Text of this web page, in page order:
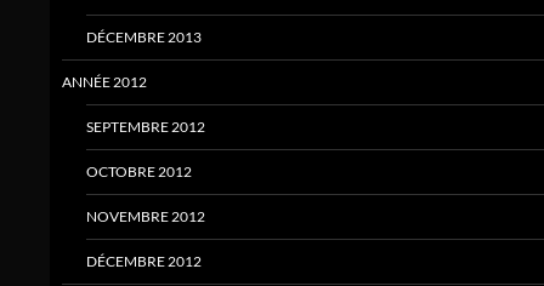
DÉCEMBRE 2013
ANNÉE 2012
SEPTEMBRE 2012
OCTOBRE 2012
NOVEMBRE 2012
DÉCEMBRE 2012